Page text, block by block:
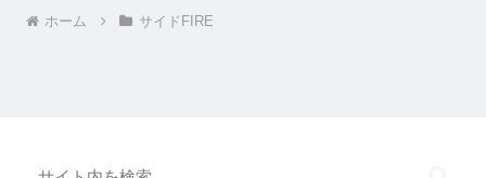
ホーム サイドFIRE